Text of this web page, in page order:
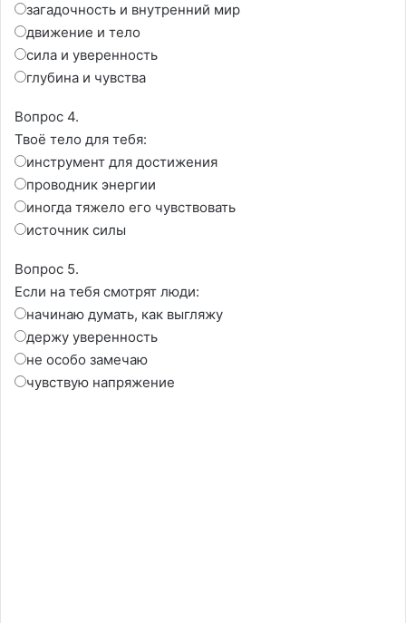
загадочность и внутренний мир
движение и тело
сила и уверенность
глубина и чувства
Вопрос 4.
Твоё тело для тебя:
инструмент для достижения
проводник энергии
иногда тяжело его чувствовать
источник силы
Вопрос 5.
Если на тебя смотрят люди:
начинаю думать, как выгляжу
держу уверенность
не особо замечаю
чувствую напряжение